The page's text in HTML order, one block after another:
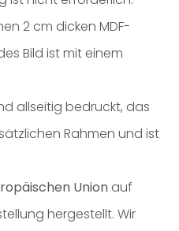
2 cm dicken MDF-
Bild ist mit einem
allseitig bedruckt, das
Rahmen und ist
Union auf
hergestellt. Wir